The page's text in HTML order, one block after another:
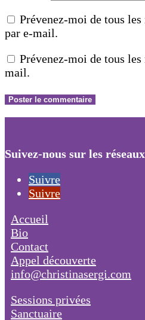
Prévenez-moi de tous
par e-mail.
Prévenez-moi de tous
mail.
Suivez-nous sur les
Suivre
Suivre
Accueil
Bio
Contact
Appel découverte
info@christinasergi.com
Sessions privées
Sanctuaire